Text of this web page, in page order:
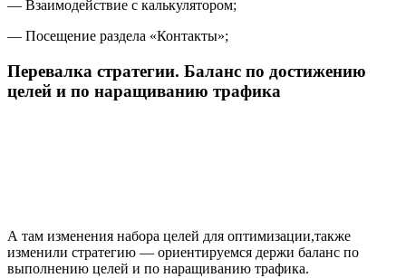
— Взаимодействие с калькулятором;
— Посещение раздела «Контакты»;
Перевалка стратегии. Баланс по достижению
целей и по наращиванию трафика
А там изменения набора целей для оптимизации,также
изменили стратегию — ориентируемся держи баланс по
выполнению целей и по наращиванию трафика.